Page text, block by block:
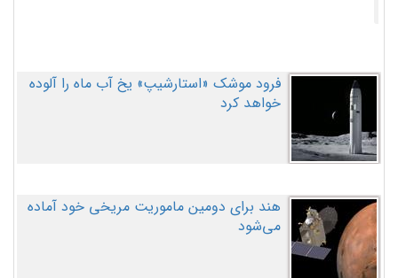
فرود موشک «استارشیپ» یخ آب ماه را آلوده
خواهد کرد
هند برای دومین ماموریت مریخی خود آماده
می‌شود